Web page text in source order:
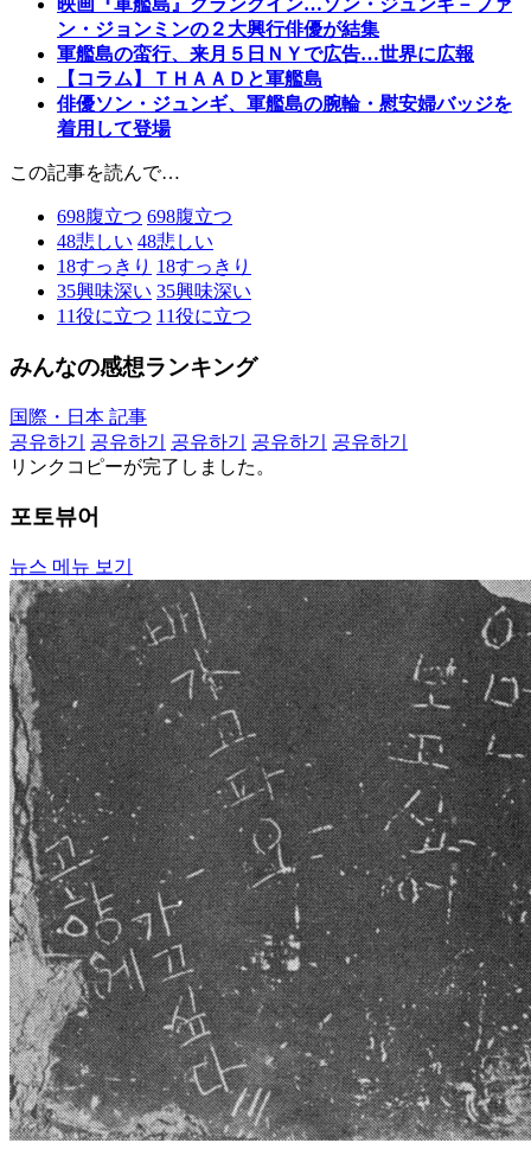
映画『軍艦島』クランクイン…ソン・ジュンギ－ファ
ン・ジョンミンの２大興行俳優が結集
軍艦島の蛮行、来月５日ＮＹで広告…世界に広報
【コラム】ＴＨＡＡＤと軍艦島
俳優ソン・ジュンギ、軍艦島の腕輪・慰安婦バッジを
着用して登場
この記事を読んで…
698腹立つ 698腹立つ
48悲しい 48悲しい
18すっきり 18すっきり
35興味深い 35興味深い
11役に立つ 11役に立つ
みんなの感想ランキング
国際・日本 記事
공유하기
공유하기 공유하기 공유하기
공유하기
リンクコピーが完了しました。
포토뷰어
뉴스 메뉴 보기